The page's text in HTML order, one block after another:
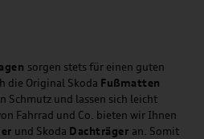
sorgen stets für einen guten
die Original Skoda Fußmatten
Schmutz und lassen sich leicht
Fahrrad und Co. bieten wir Ihnen
und Skoda Dachträger an. Somit